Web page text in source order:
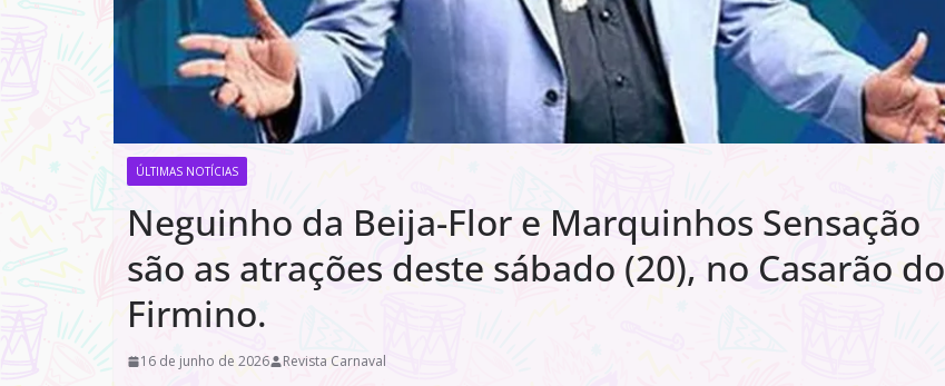
ÚLTIMAS NOTÍCIAS
Neguinho da Beija-Flor e Marquinhos Sensação
são as atrações deste sábado (20), no Casarão do
Firmino.
16 de junho de 2026 Revista Carnaval